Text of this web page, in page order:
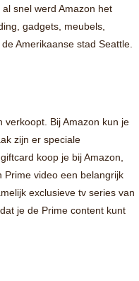
snel werd Amazon het
gadgets, meubels,
Amerikaanse stad Seattle.
verkoopt. Bij Amazon kun je
zijn er speciale
koop je bij Amazon,
Prime video een belangrijk
exclusieve tv series van
je de Prime content kunt